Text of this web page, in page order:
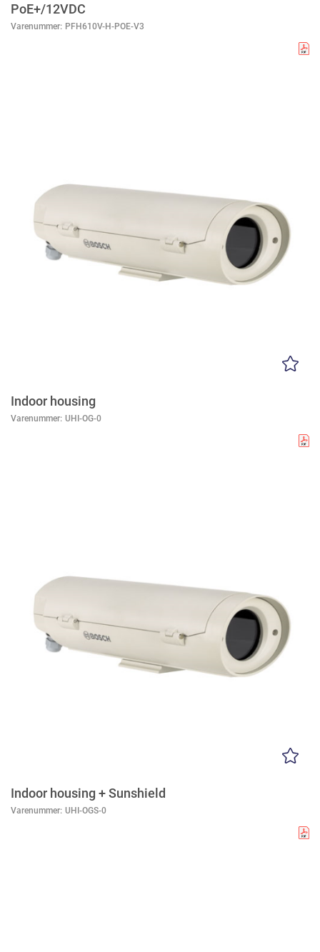
PoE+/12VDC
Varenummer: PFH610V-H-POE-V3
Indoor housing
Varenummer: UHI-OG-0
Indoor housing + Sunshield
Varenummer: UHI-OGS-0